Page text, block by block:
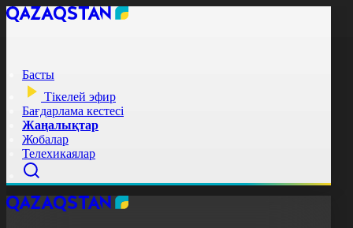
Басты
Тікелей эфир
Бағдарлама кестесі
Жаңалықтар
Жобалар
Телехикаялар